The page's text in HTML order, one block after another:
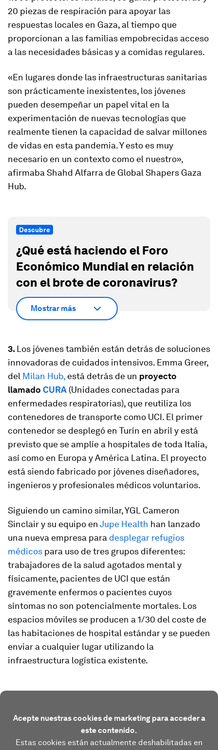
20 piezas de respiración para apoyar las
respuestas locales en Gaza, al tiempo que
proporcionan a las familias empobrecidas acceso
a las necesidades básicas y a comidas regulares.
«En lugares donde las infraestructuras sanitarias
son prácticamente inexistentes, los jóvenes
pueden desempeñar un papel vital en la
experimentación de nuevas tecnologías que
realmente tienen la capacidad de salvar millones
de vidas en esta pandemia. Y esto es muy
necesario en un contexto como el nuestro»,
afirmaba Shahd Alfarra de Global Shapers Gaza
Hub.
Descubre
¿Qué está haciendo el Foro
Económico Mundial en relación
con el brote de coronavirus?
Mostrar más
3. Los jóvenes también están detrás de soluciones
innovadoras de cuidados intensivos. Emma Greer,
del Milan Hub, está detrás de un proyecto
llamado CURA (Unidades conectadas para
enfermedades respiratorias), que reutiliza los
contenedores de transporte como UCI. El primer
contenedor se desplegó en Turín en abril y está
previsto que se amplíe a hospitales de toda Italia,
así como en Europa y América Latina. El proyecto
está siendo fabricado por jóvenes diseñadores,
ingenieros y profesionales médicos voluntarios.
Siguiendo un camino similar, YGL Cameron
Sinclair y su equipo en Jupe Health han lanzado
una nueva empresa para desplegar refugios
médicos para uso de tres grupos diferentes:
trabajadores de la salud agotados mental y
físicamente, pacientes de UCI que están
gravemente enfermos o pacientes cuyos
síntomas no son potencialmente mortales. Los
espacios móviles se producen a 1/30 del coste de
las habitaciones de hospital estándar y se pueden
enviar a cualquier lugar utilizando la
infraestructura logística existente.
Acepte nuestras cookies de marketing para acceder a
este contenido.
Estas cookies están actualmente deshabilitadas en